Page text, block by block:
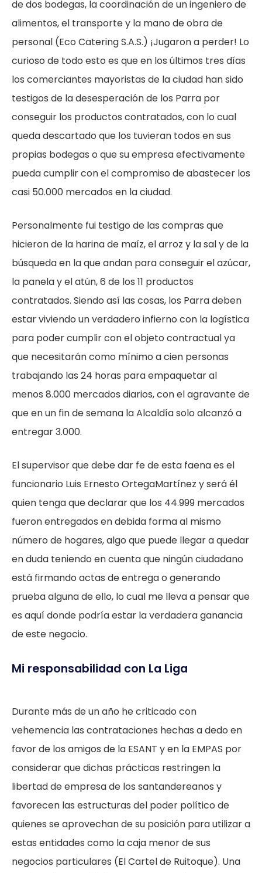
de dos bodegas, la coordinación de un ingeniero de
alimentos, el transporte y la mano de obra de
personal (Eco Catering S.A.S.) ¡Jugaron a perder! Lo
curioso de todo esto es que en los últimos tres días
los comerciantes mayoristas de la ciudad han sido
testigos de la desesperación de los Parra por
conseguir los productos contratados, con lo cual
queda descartado que los tuvieran todos en sus
propias bodegas o que su empresa efectivamente
pueda cumplir con el compromiso de abastecer los
casi 50.000 mercados en la ciudad.
Personalmente fui testigo de las compras que
hicieron de la harina de maíz, el arroz y la sal y de la
búsqueda en la que andan para conseguir el azúcar,
la panela y el atún, 6 de los 11 productos
contratados. Siendo así las cosas, los Parra deben
estar viviendo un verdadero infierno con la logística
para poder cumplir con el objeto contractual ya
que necesitarán como mínimo a cien personas
trabajando las 24 horas para empaquetar al
menos 8.000 mercados diarios, con el agravante de
que en un fin de semana la Alcaldía solo alcanzó a
entregar 3.000.
El supervisor que debe dar fe de esta faena es el
funcionario Luis Ernesto OrtegaMartínez y será él
quien tenga que declarar que los 44.999 mercados
fueron entregados en debida forma al mismo
número de hogares, algo que puede llegar a quedar
en duda teniendo en cuenta que ningún ciudadano
está firmando actas de entrega o generando
prueba alguna de ello, lo cual me lleva a pensar que
es aquí donde podría estar la verdadera ganancia
de este negocio.
Mi responsabilidad con La Liga
Durante más de un año he criticado con
vehemencia las contrataciones hechas a dedo en
favor de los amigos de la ESANT y en la EMPAS por
considerar que dichas prácticas restringen la
libertad de empresa de los santandereanos y
favorecen las estructuras del poder político de
quienes se aprovechan de su posición para utilizar a
estas entidades como la caja menor de sus
negocios particulares (El Cartel de Ruitoque). Una